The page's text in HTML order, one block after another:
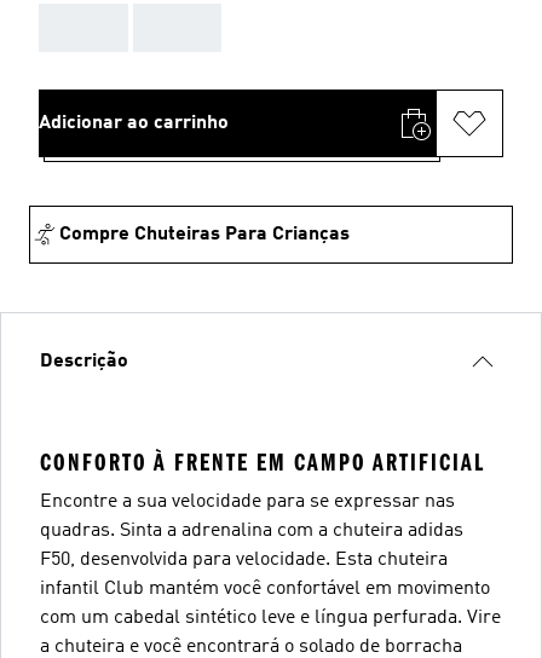
Adicionar ao carrinho
Compre Chuteiras Para Crianças
Descrição
CONFORTO À FRENTE EM CAMPO ARTIFICIAL
Encontre a sua velocidade para se expressar nas
quadras. Sinta a adrenalina com a chuteira adidas
F50, desenvolvida para velocidade. Esta chuteira
infantil Club mantém você confortável em movimento
com um cabedal sintético leve e língua perfurada. Vire
a chuteira e você encontrará o solado de borracha